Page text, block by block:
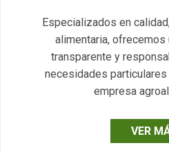
Especializados en
alimentaria, ofrecemos
transparente y
necesidades
empresa
VER